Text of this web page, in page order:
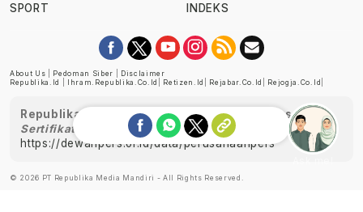
SPORT
INDEKS
About Us Pedoman Siber
Disclaimer
Republika.id
Ihram.republika.co.id Retizen.id Rejabar.co.id Rejogja.co.id
Republika telah diverifikasi oleh Dewan Pers
Sertifikat Nomor 1058/DP-Verifikasi/K/XII/2022
https://dewanpers.or.id/data/perusahaanpers
© 2026 PT Republika Media Mandiri - All Rights Reserved.